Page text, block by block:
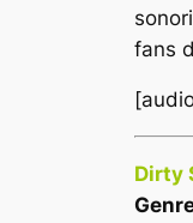
fans
Dirty